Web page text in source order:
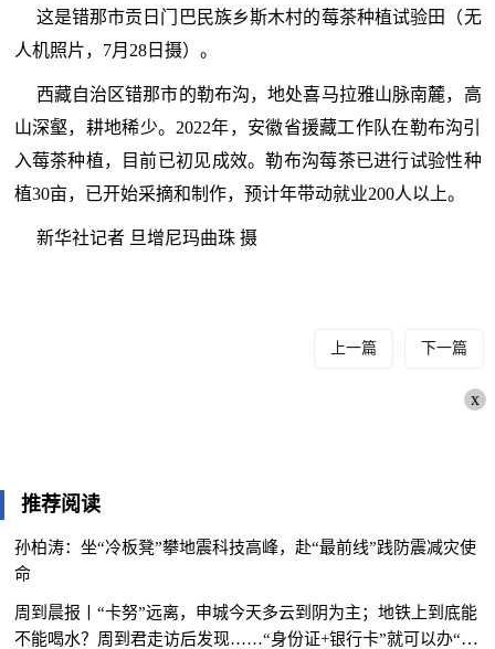
这是错那市贡日门巴民族乡斯木村的莓茶种植试验田（无
人机照片，7月28日摄）。
西藏自治区错那市的勒布沟，地处喜马拉雅山脉南麓，高
山深壑，耕地稀少。2022年，安徽省援藏工作队在勒布沟引
入莓茶种植，目前已初见成效。勒布沟莓茶已进行试验性种
植30亩，已开始采摘和制作，预计年带动就业200人以上。
新华社记者 旦增尼玛曲珠 摄
上一篇 下一篇
x
推荐阅读
孙柏涛：坐“冷板凳”攀地震科技高峰，赴“最前线”践防震减灾使
命
周到晨报丨“卡努”远离，申城今天多云到阴为主；地铁上到底能
不能喝水？周到君走访后发现……“身份证+银行卡”就可以办“第